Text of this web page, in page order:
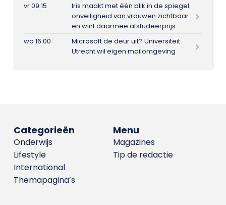
vr 09:15
Iris maakt met één blik in de spiegel
onveiligheid van vrouwen zichtbaar
en wint daarmee afstudeerprijs
wo 16:00
Microsoft de deur uit? Universiteit
Utrecht wil eigen mailomgeving
Menu
Magazines
Tip de redactie
Categorieën
Onderwijs
Lifestyle
International
Themapagina’s